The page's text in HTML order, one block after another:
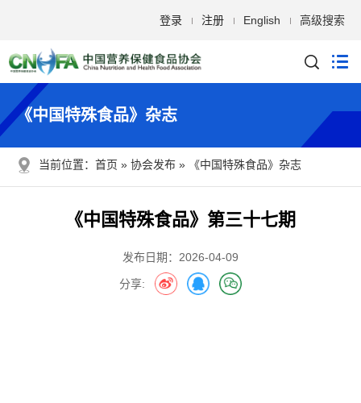
登录 注册 English 高级搜索
《中国特殊食品》杂志
当前位置： 首页 协会发布 《中国特殊食品》杂志
《中国特殊食品》第三十七期
发布日期：2026-04-09
分享: